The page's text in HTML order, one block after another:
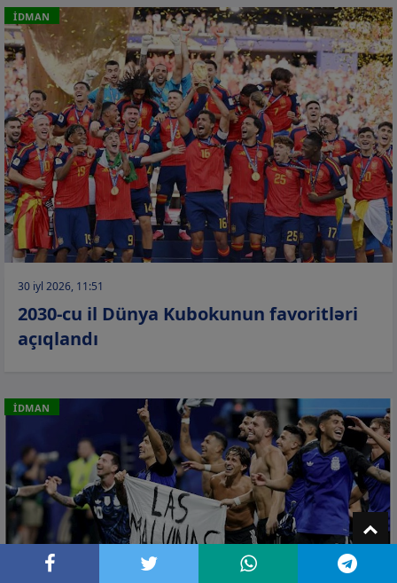
İDMAN
30 iyl 2026, 11:51
2030-cu il Dünya Kubokunun favoritləri
açıqlandı
İDMAN